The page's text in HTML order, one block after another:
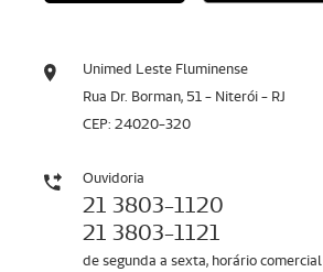
Unimed Leste Fluminense
Rua Dr. Borman, 51 - Niterói - RJ
CEP: 24020-320
Ouvidoria
21 3803-1120
21 3803-1121
de segunda a sexta, horário comercial